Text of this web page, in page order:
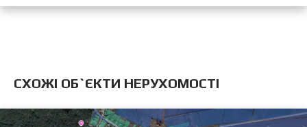
CХОЖІ ОБ`ЄКТИ НЕРУХОМОСТІ